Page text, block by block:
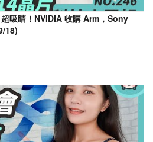
吸睛！NVIDIA 收購 Arm，Sony
18)